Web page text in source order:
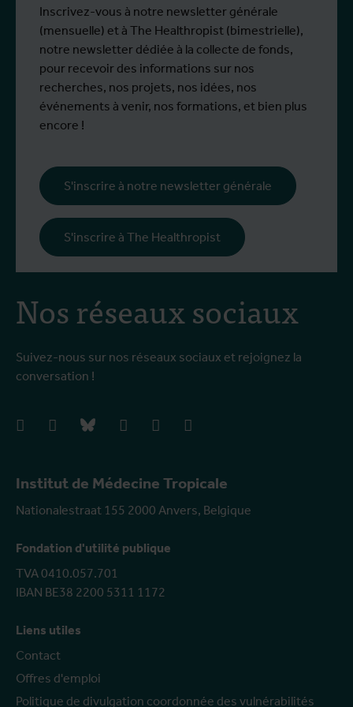
de l'Unité d'Entomologie `à l'IMT, ont
participé à un programme de formation
spécialisé chez Ecodevelopment, en
Grèce, grâce au soutien d'une bourse de
mobilité Erasmus+.
Institut de Médecine Tropicale
Nationalestraat 155 2000 Anvers, Belgique
Fondation d'utilité publique
TVA 0410.057.701
IBAN BE38 2200 5311 1172
Liens utiles
Contact
Offres d'emploi
Politique de divulgation coordonnée des vulnérabilités
Nos réseaux sociaux
Suivez-nous sur nos réseaux sociaux et rejoignez la
conversation !
facebookinstagrambluesky linkedIn youtube
Inscrivez-vous à notre newsletter générale
(mensuelle) et à The Healthropist (bimestrielle),
notre newsletter dédiée à la collecte de fonds,
pour recevoir des informations sur nos
recherches, nos projets, nos idées, nos
événements à venir, nos formations, et bien plus
encore !
S'inscrire à notre newsletter générale
S'inscrire à The Healthropist